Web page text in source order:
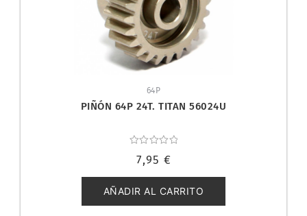
64P
PIÑÓN 64P 24T. TITAN 56024U
con
de
5
7,95 €
AÑADIR AL CARRITO